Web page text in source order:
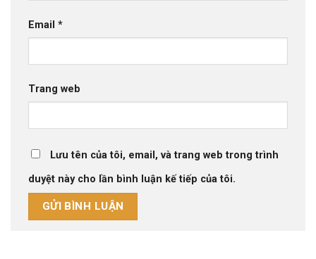
Email *
Trang web
Lưu tên của tôi, email, và trang web trong trình
duyệt này cho lần bình luận kế tiếp của tôi.